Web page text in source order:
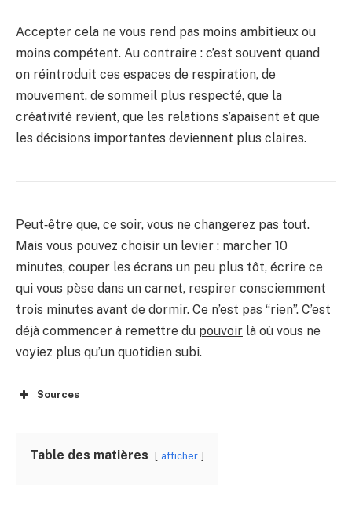
Accepter cela ne vous rend pas moins ambitieux ou
moins compétent. Au contraire : c’est souvent quand
on réintroduit ces espaces de respiration, de
mouvement, de sommeil plus respecté, que la
créativité revient, que les relations s’apaisent et que
les décisions importantes deviennent plus claires.
Peut‑être que, ce soir, vous ne changerez pas tout.
Mais vous pouvez choisir un levier : marcher 10
minutes, couper les écrans un peu plus tôt, écrire ce
qui vous pèse dans un carnet, respirer consciemment
trois minutes avant de dormir. Ce n’est pas “rien”. C’est
déjà commencer à remettre du pouvoir là où vous ne
voyiez plus qu’un quotidien subi.
Sources
Table des matières afficher